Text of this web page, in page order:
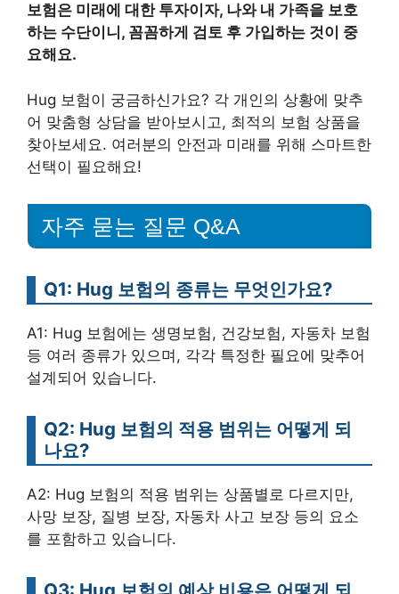
보험은 미래에 대한 투자이자, 나와 내 가족을 보호
하는 수단이니, 꼼꼼하게 검토 후 가입하는 것이 중
요해요.
Hug 보험이 궁금하신가요? 각 개인의 상황에 맞추
어 맞춤형 상담을 받아보시고, 최적의 보험 상품을
찾아보세요. 여러분의 안전과 미래를 위해 스마트한
선택이 필요해요!
자주 묻는 질문 Q&A
Q1: Hug 보험의 종류는 무엇인가요?
A1: Hug 보험에는 생명보험, 건강보험, 자동차 보험
등 여러 종류가 있으며, 각각 특정한 필요에 맞추어
설계되어 있습니다.
Q2: Hug 보험의 적용 범위는 어떻게 되
나요?
A2: Hug 보험의 적용 범위는 상품별로 다르지만,
사망 보장, 질병 보장, 자동차 사고 보장 등의 요소
를 포함하고 있습니다.